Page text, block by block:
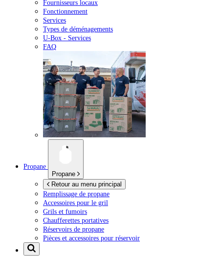
Fournisseurs locaux
Fonctionnement
Services
Types de déménagements
U-Box - Services
FAQ
Propane
Propane
Retour au menu principal
Remplissage de propane
Accessoires pour le gril
Grils et fumoirs
Chaufferettes portatives
Réservoirs de propane
Pièces et accessoires pour réservoir